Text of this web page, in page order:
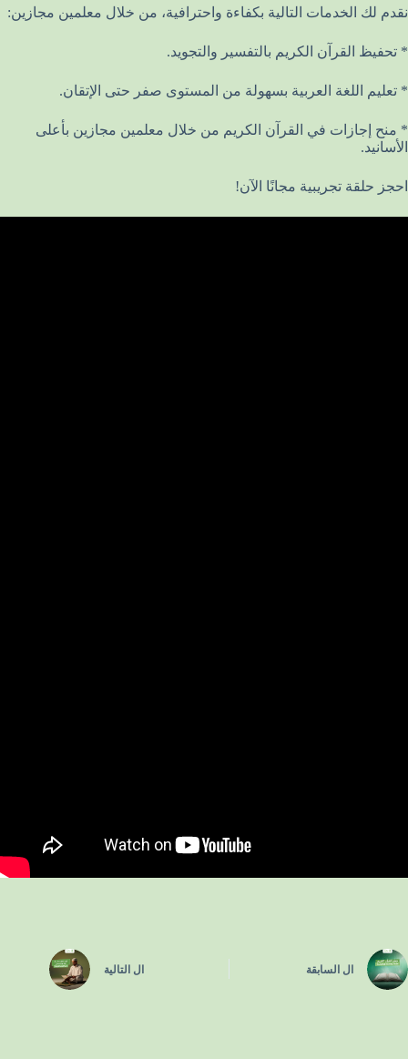
نقدم لك الخدمات التالية بكفاءة واحترافية، من خلال معلمين مجازين:
* تحفيظ القرآن الكريم بالتفسير والتجويد.
* تعليم اللغة العربية بسهولة من المستوى صفر حتى الإتقان.
* منح إجازات في القرآن الكريم من خلال معلمين مجازين بأعلى
الأسانيد.
احجز حلقة تجريبية مجانًا الآن!
ال السابقة ال التالية